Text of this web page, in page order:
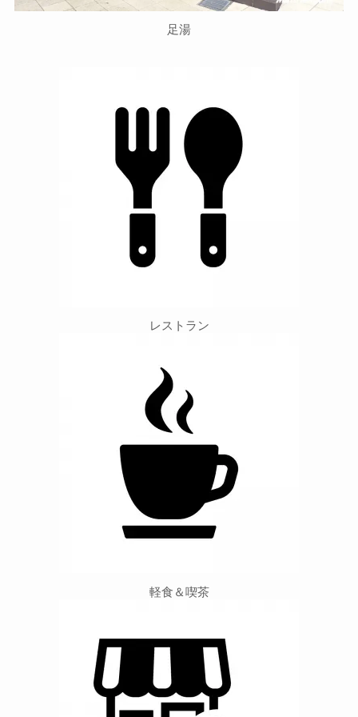
足湯
レストラン
軽食＆喫茶